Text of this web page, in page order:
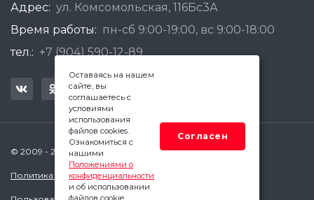
Адрес: ул. Комсомольская, 116Бс3А
Время работы: пн-сб 9:00-19:00, вс 9:00-18:00
тел.: +7 (904) 590-12-89
© 2009 - 2026 Квадратный Метр - Ковров
Политика конфиденциальности
Оставаясь на нашем
сайте, вы
соглашаетесь с
условиями
использования
файлов cookies.
Ознакомиться с
нашими
Положениями о
конфиденциальности
и об использовании
файлов cookie.
Согласен